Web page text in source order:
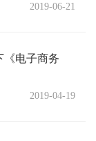
2019-06-21
《电子商务
2019-04-19